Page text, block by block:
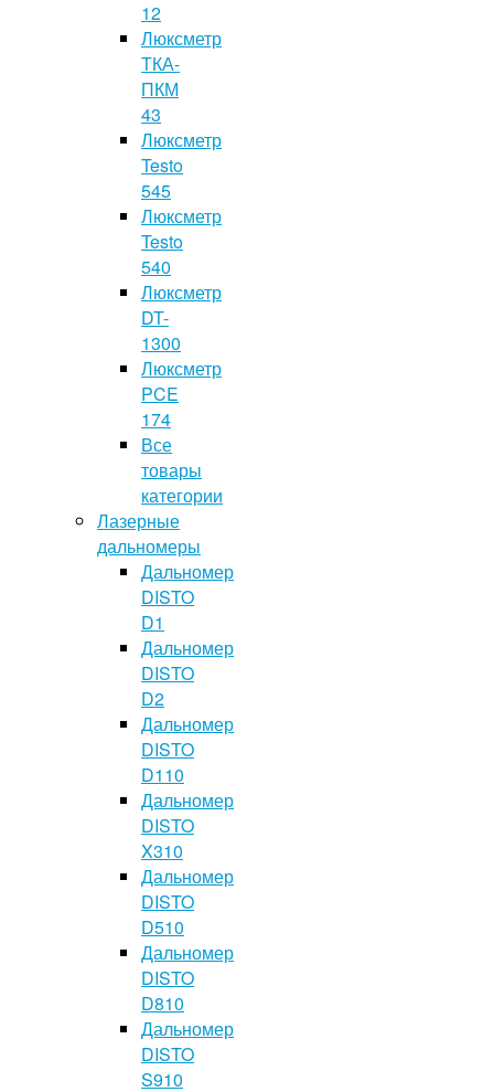
12
Люксметр
ТКА-
ПКМ
43
Люксметр
Testo
545
Люксметр
Testo
540
Люксметр
DT-
1300
Люксметр
PCE
174
Все
товары
категории
Лазерные
дальномеры
Дальномер
DISTO
D1
Дальномер
DISTO
D2
Дальномер
DISTO
D110
Дальномер
DISTO
X310
Дальномер
DISTO
D510
Дальномер
DISTO
D810
Дальномер
DISTO
S910